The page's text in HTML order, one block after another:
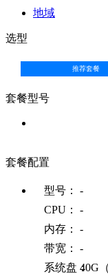
地域
选型
推荐套餐
套餐型号
套餐配置
型号：
-
CPU：
-
内存：
-
带宽：
-
系统盘：
40G